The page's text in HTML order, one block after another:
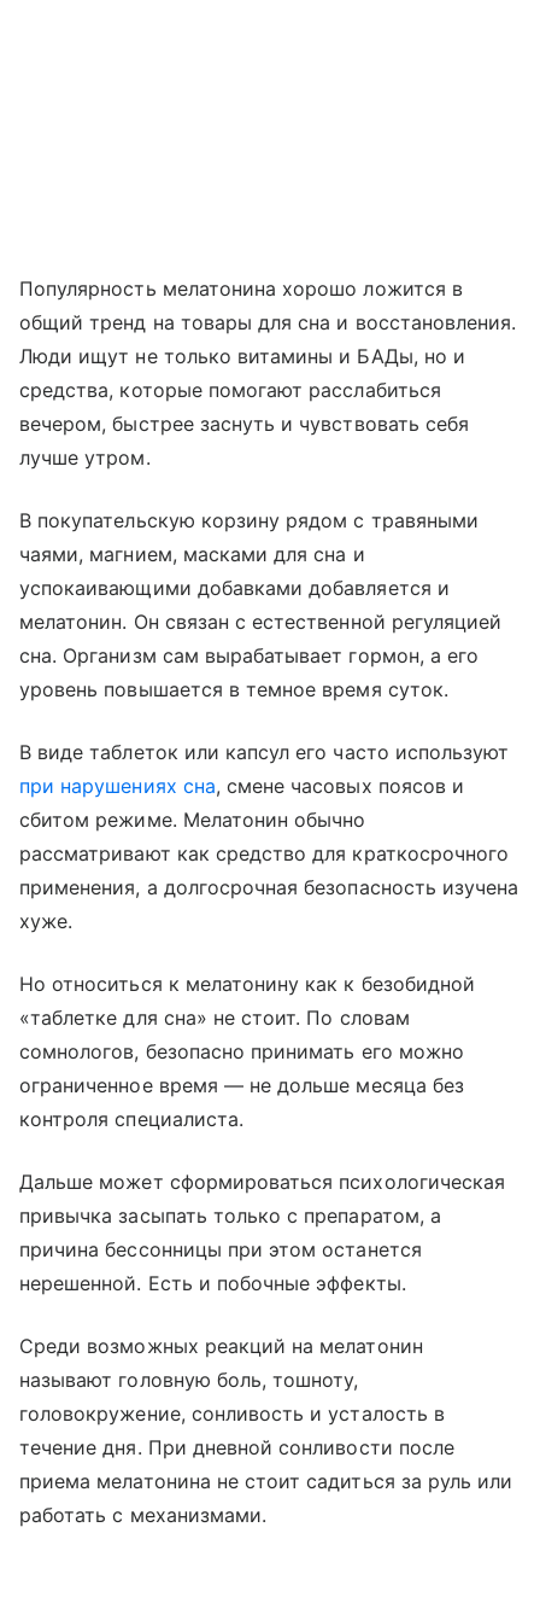
Популярность мелатонина хорошо ложится в
общий тренд на товары для сна и восстановления.
Люди ищут не только витамины и БАДы, но и
средства, которые помогают расслабиться
вечером, быстрее заснуть и чувствовать себя
лучше утром.
В покупательскую корзину рядом с травяными
чаями, магнием, масками для сна и
успокаивающими добавками добавляется и
мелатонин. Он связан с естественной регуляцией
сна. Организм сам вырабатывает гормон, а его
уровень повышается в темное время суток.
В виде таблеток или капсул его часто используют
при нарушениях сна, смене часовых поясов и
сбитом режиме. Мелатонин обычно
рассматривают как средство для краткосрочного
применения, а долгосрочная безопасность изучена
хуже.
Но относиться к мелатонину как к безобидной
«таблетке для сна» не стоит. По словам
сомнологов, безопасно принимать его можно
ограниченное время — не дольше месяца без
контроля специалиста.
Дальше может сформироваться психологическая
привычка засыпать только с препаратом, а
причина бессонницы при этом останется
нерешенной. Есть и побочные эффекты.
Среди возможных реакций на мелатонин
называют головную боль, тошноту,
головокружение, сонливость и усталость в
течение дня. При дневной сонливости после
приема мелатонина не стоит садиться за руль или
работать с механизмами.